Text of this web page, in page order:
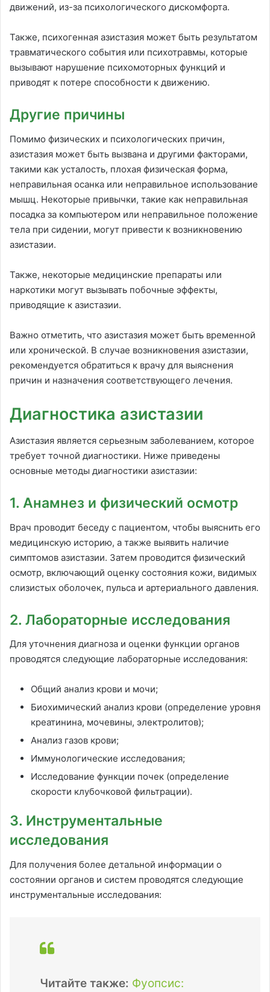
движений, из-за психологического дискомфорта.
Также, психогенная азистазия может быть результатом
травматического события или психотравмы, которые
вызывают нарушение психомоторных функций и
приводят к потере способности к движению.
Другие причины
Помимо физических и психологических причин,
азистазия может быть вызвана и другими факторами,
такими как усталость, плохая физическая форма,
неправильная осанка или неправильное использование
мышц. Некоторые привычки, такие как неправильная
посадка за компьютером или неправильное положение
тела при сидении, могут привести к возникновению
азистазии.
Также, некоторые медицинские препараты или
наркотики могут вызывать побочные эффекты,
приводящие к азистазии.
Важно отметить, что азистазия может быть временной
или хронической. В случае возникновения азистазии,
рекомендуется обратиться к врачу для выяснения
причин и назначения соответствующего лечения.
Диагностика азистазии
Азистазия является серьезным заболеванием, которое
требует точной диагностики. Ниже приведены
основные методы диагностики азистазии:
1. Анамнез и физический осмотр
Врач проводит беседу с пациентом, чтобы выяснить его
медицинскую историю, а также выявить наличие
симптомов азистазии. Затем проводится физический
осмотр, включающий оценку состояния кожи, видимых
слизистых оболочек, пульса и артериального давления.
2. Лабораторные исследования
Для уточнения диагноза и оценки функции органов
проводятся следующие лабораторные исследования:
Общий анализ крови и мочи;
Биохимический анализ крови (определение уровня
креатинина, мочевины, электролитов);
Анализ газов крови;
Иммунологические исследования;
Исследование функции почек (определение
скорости клубочковой фильтрации).
3. Инструментальные
исследования
Для получения более детальной информации о
состоянии органов и систем проводятся следующие
инструментальные исследования:
Читайте также: Фуопсис: